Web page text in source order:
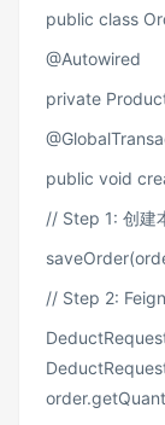
public class
@Autowired
private
public void
// Step 1: 创建
// Step 2: